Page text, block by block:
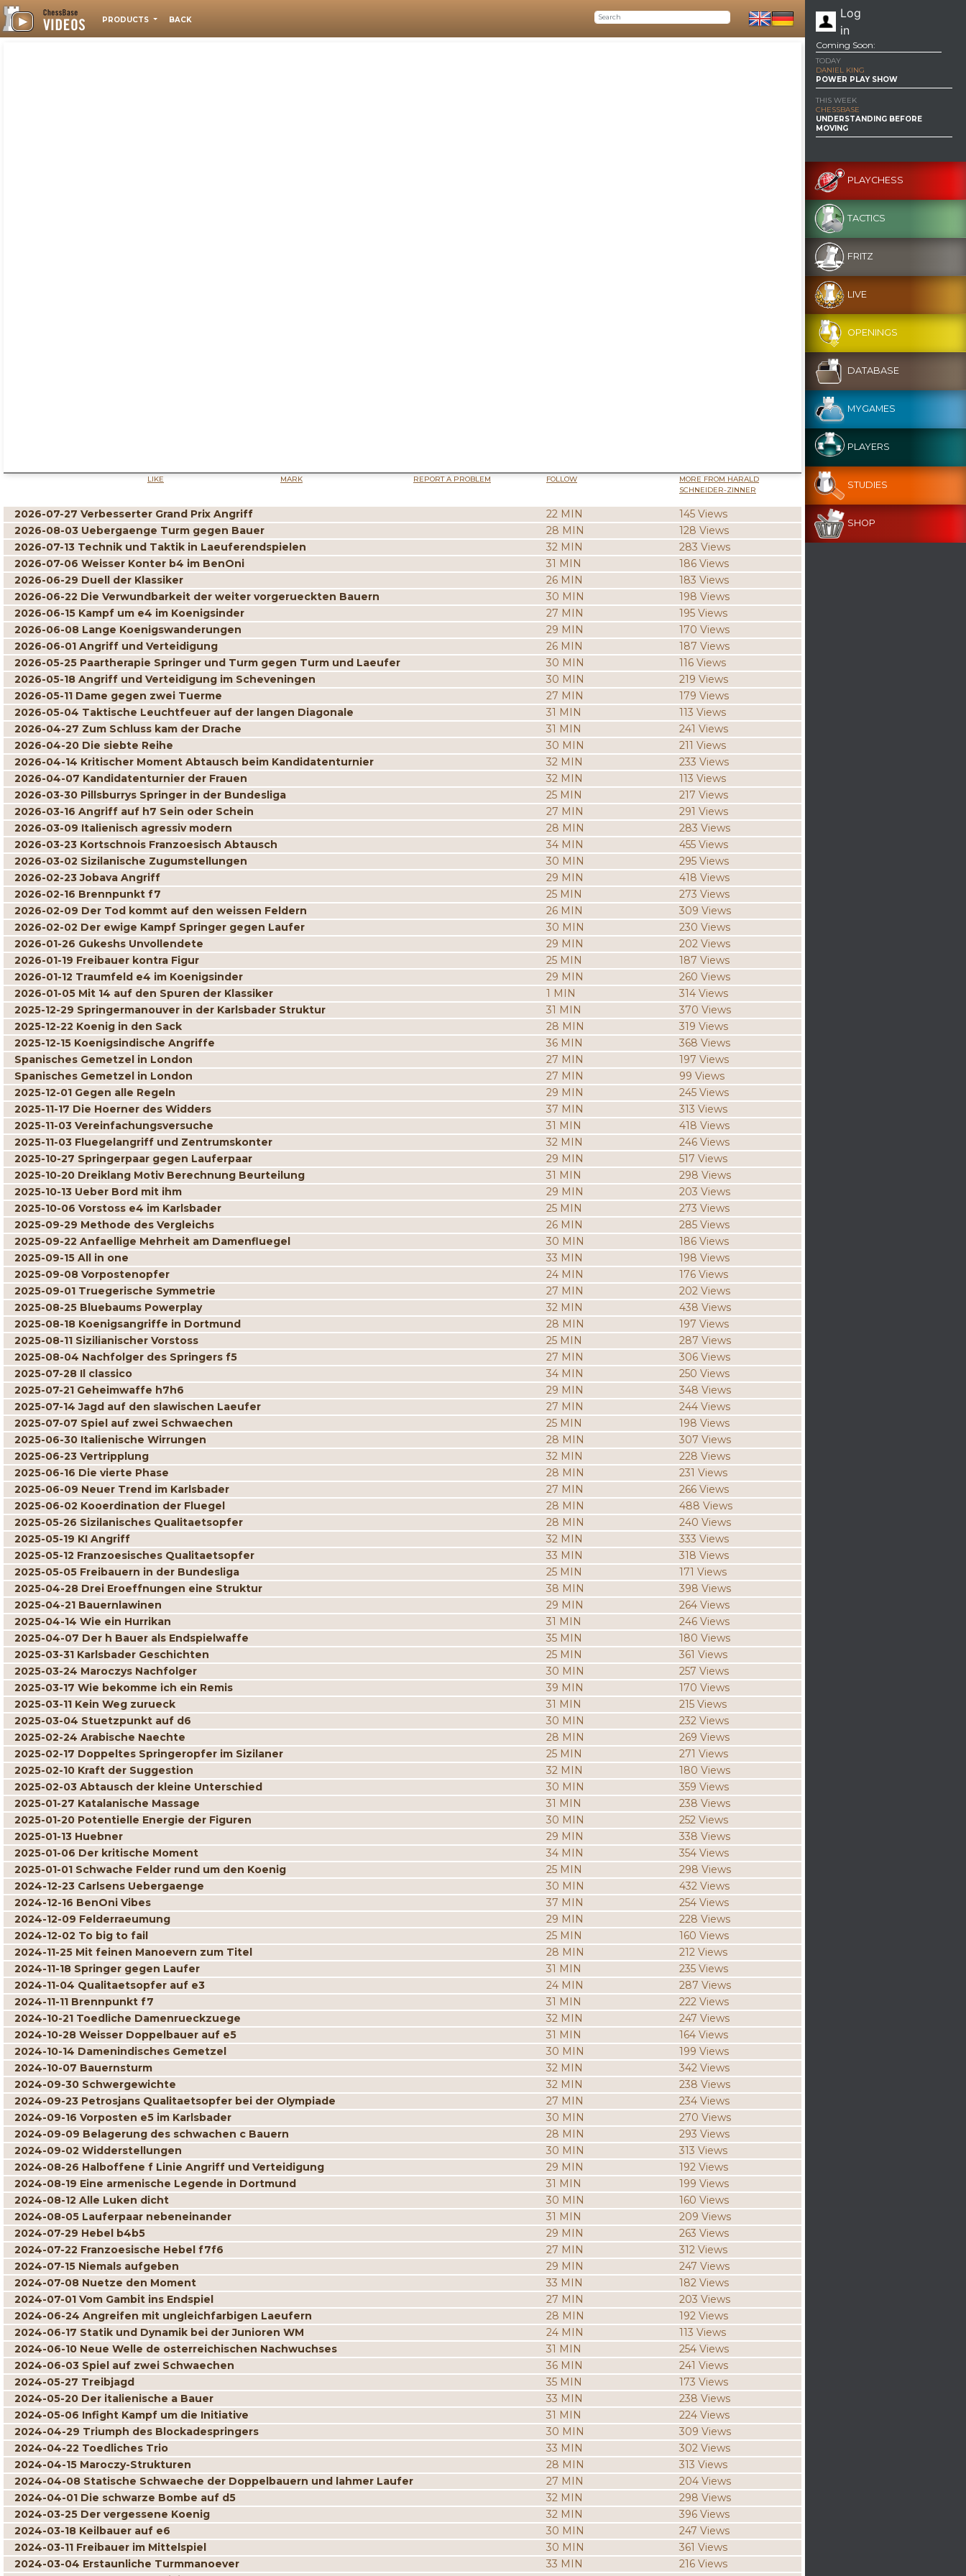
PRODUCTS BACK
Log
in
LIKE MARK REPORT A PROBLEM FOLLOW
MORE FROM HARALD
SCHNEIDER-ZINNER
2026-07-27 Verbesserter Grand Prix Angriff 22 MIN
145 Views
2026-08-03 Uebergaenge Turm gegen Bauer
28 MIN
128 Views
2026-07-13 Technik und Taktik in Laeuferendspielen
32 MIN
283 Views
2026-07-06 Weisser Konter b4 im BenOni
31 MIN
186 Views
2026-06-29 Duell der Klassiker
26 MIN
183 Views
2026-06-22 Die Verwundbarkeit der weiter vorgerueckten Bauern
30 MIN
198 Views
2026-06-15 Kampf um e4 im Koenigsinder
27 MIN
195 Views
2026-06-08 Lange Koenigswanderungen
29 MIN
170 Views
2026-06-01 Angriff und Verteidigung
26 MIN
187 Views
2026-05-25 Paartherapie Springer und Turm gegen Turm und Laeufer
30 MIN
116 Views
2026-05-18 Angriff und Verteidigung im Scheveningen
30 MIN
219 Views
2026-05-11 Dame gegen zwei Tuerme
27 MIN
179 Views
2026-05-04 Taktische Leuchtfeuer auf der langen Diagonale
31 MIN
113 Views
2026-04-27 Zum Schluss kam der Drache
31 MIN
241 Views
2026-04-20 Die siebte Reihe
30 MIN
211 Views
2026-04-14 Kritischer Moment Abtausch beim Kandidatenturnier
32 MIN
233 Views
2026-04-07 Kandidatenturnier der Frauen
32 MIN
113 Views
2026-03-30 Pillsburrys Springer in der Bundesliga
25 MIN
217 Views
2026-03-16 Angriff auf h7 Sein oder Schein
27 MIN
291 Views
2026-03-09 Italienisch agressiv modern
28 MIN
283 Views
2026-03-23 Kortschnois Franzoesisch Abtausch
34 MIN
455 Views
2026-03-02 Sizilanische Zugumstellungen
30 MIN
295 Views
2026-02-23 Jobava Angriff
29 MIN
418 Views
2026-02-16 Brennpunkt f7
25 MIN
273 Views
2026-02-09 Der Tod kommt auf den weissen Feldern
26 MIN
309 Views
2026-02-02 Der ewige Kampf Springer gegen Laufer
30 MIN
230 Views
2026-01-26 Gukeshs Unvollendete
29 MIN
202 Views
2026-01-19 Freibauer kontra Figur
25 MIN
187 Views
2026-01-12 Traumfeld e4 im Koenigsinder
29 MIN
260 Views
2026-01-05 Mit 14 auf den Spuren der Klassiker
1 MIN
314 Views
2025-12-29 Springermanouver in der Karlsbader Struktur
31 MIN
370 Views
2025-12-22 Koenig in den Sack
28 MIN
319 Views
2025-12-15 Koenigsindische Angriffe
36 MIN
368 Views
Spanisches Gemetzel in London
27 MIN
197 Views
Spanisches Gemetzel in London
27 MIN
99 Views
2025-12-01 Gegen alle Regeln
29 MIN
245 Views
2025-11-17 Die Hoerner des Widders
37 MIN
313 Views
2025-11-03 Vereinfachungsversuche
31 MIN
418 Views
2025-11-03 Fluegelangriff und Zentrumskonter
32 MIN
246 Views
2025-10-27 Springerpaar gegen Lauferpaar
29 MIN
517 Views
2025-10-20 Dreiklang Motiv Berechnung Beurteilung
31 MIN
298 Views
2025-10-13 Ueber Bord mit ihm
29 MIN
203 Views
2025-10-06 Vorstoss e4 im Karlsbader
25 MIN
273 Views
2025-09-29 Methode des Vergleichs
26 MIN
285 Views
2025-09-22 Anfaellige Mehrheit am Damenfluegel
30 MIN
186 Views
2025-09-15 All in one
33 MIN
198 Views
2025-09-08 Vorpostenopfer
24 MIN
176 Views
2025-09-01 Truegerische Symmetrie
27 MIN
202 Views
2025-08-25 Bluebaums Powerplay
32 MIN
438 Views
2025-08-18 Koenigsangriffe in Dortmund
28 MIN
197 Views
2025-08-11 Sizilianischer Vorstoss
25 MIN
287 Views
2025-08-04 Nachfolger des Springers f5
27 MIN
306 Views
2025-07-28 Il classico
34 MIN
250 Views
2025-07-21 Geheimwaffe h7h6
29 MIN
348 Views
2025-07-14 Jagd auf den slawischen Laeufer
27 MIN
244 Views
2025-07-07 Spiel auf zwei Schwaechen
25 MIN
198 Views
2025-06-30 Italienische Wirrungen
28 MIN
307 Views
2025-06-23 Vertripplung
32 MIN
228 Views
2025-06-16 Die vierte Phase
28 MIN
231 Views
2025-06-09 Neuer Trend im Karlsbader
27 MIN
266 Views
2025-06-02 Kooerdination der Fluegel
28 MIN
488 Views
2025-05-26 Sizilanisches Qualitaetsopfer
28 MIN
240 Views
2025-05-19 KI Angriff
32 MIN
333 Views
2025-05-12 Franzoesisches Qualitaetsopfer
33 MIN
318 Views
2025-05-05 Freibauern in der Bundesliga
25 MIN
171 Views
2025-04-28 Drei Eroeffnungen eine Struktur
38 MIN
398 Views
2025-04-21 Bauernlawinen
29 MIN
264 Views
2025-04-14 Wie ein Hurrikan
31 MIN
246 Views
2025-04-07 Der h Bauer als Endspielwaffe
35 MIN
180 Views
2025-03-31 Karlsbader Geschichten
25 MIN
361 Views
2025-03-24 Maroczys Nachfolger
30 MIN
257 Views
2025-03-17 Wie bekomme ich ein Remis
39 MIN
170 Views
2025-03-11 Kein Weg zurueck
31 MIN
215 Views
2025-03-04 Stuetzpunkt auf d6
30 MIN
232 Views
2025-02-24 Arabische Naechte
28 MIN
269 Views
2025-02-17 Doppeltes Springeropfer im Sizilaner
25 MIN
271 Views
2025-02-10 Kraft der Suggestion
32 MIN
180 Views
2025-02-03 Abtausch der kleine Unterschied
30 MIN
359 Views
2025-01-27 Katalanische Massage
31 MIN
238 Views
2025-01-20 Potentielle Energie der Figuren
30 MIN
252 Views
2025-01-13 Huebner
29 MIN
338 Views
2025-01-06 Der kritische Moment
34 MIN
354 Views
2025-01-01 Schwache Felder rund um den Koenig
25 MIN
298 Views
2024-12-23 Carlsens Uebergaenge
30 MIN
432 Views
2024-12-16 BenOni Vibes
37 MIN
254 Views
2024-12-09 Felderraeumung
29 MIN
228 Views
2024-12-02 To big to fail
25 MIN
160 Views
2024-11-25 Mit feinen Manoevern zum Titel
28 MIN
212 Views
2024-11-18 Springer gegen Laufer
31 MIN
235 Views
2024-11-04 Qualitaetsopfer auf e3
24 MIN
287 Views
2024-11-11 Brennpunkt f7
31 MIN
222 Views
2024-10-21 Toedliche Damenrueckzuege
32 MIN
247 Views
2024-10-28 Weisser Doppelbauer auf e5
31 MIN
164 Views
2024-10-14 Damenindisches Gemetzel
30 MIN
199 Views
2024-10-07 Bauernsturm
32 MIN
342 Views
2024-09-30 Schwergewichte
32 MIN
238 Views
2024-09-23 Petrosjans Qualitaetsopfer bei der Olympiade
27 MIN
234 Views
2024-09-16 Vorposten e5 im Karlsbader
30 MIN
270 Views
2024-09-09 Belagerung des schwachen c Bauern
28 MIN
293 Views
2024-09-02 Widderstellungen
30 MIN
313 Views
2024-08-26 Halboffene f Linie Angriff und Verteidigung
29 MIN
192 Views
2024-08-19 Eine armenische Legende in Dortmund
31 MIN
199 Views
2024-08-12 Alle Luken dicht
30 MIN
160 Views
2024-08-05 Lauferpaar nebeneinander
31 MIN
209 Views
2024-07-29 Hebel b4b5
29 MIN
263 Views
2024-07-22 Franzoesische Hebel f7f6
27 MIN
312 Views
2024-07-15 Niemals aufgeben
29 MIN
247 Views
2024-07-08 Nuetze den Moment
33 MIN
182 Views
2024-07-01 Vom Gambit ins Endspiel
27 MIN
203 Views
2024-06-24 Angreifen mit ungleichfarbigen Laeufern
28 MIN
192 Views
2024-06-17 Statik und Dynamik bei der Junioren WM
24 MIN
113 Views
2024-06-10 Neue Welle de osterreichischen Nachwuchses
31 MIN
254 Views
2024-06-03 Spiel auf zwei Schwaechen
36 MIN
241 Views
2024-05-27 Treibjagd
35 MIN
173 Views
2024-05-20 Der italienische a Bauer
33 MIN
238 Views
2024-05-06 Infight Kampf um die Initiative
31 MIN
224 Views
2024-04-29 Triumph des Blockadespringers
30 MIN
309 Views
2024-04-22 Toedliches Trio
33 MIN
302 Views
2024-04-15 Maroczy-Strukturen
28 MIN
313 Views
2024-04-08 Statische Schwaeche der Doppelbauern und lahmer Laufer
27 MIN
204 Views
2024-04-01 Die schwarze Bombe auf d5
32 MIN
298 Views
2024-03-25 Der vergessene Koenig
32 MIN
396 Views
2024-03-18 Keilbauer auf e6
30 MIN
247 Views
2024-03-11 Freibauer im Mittelspiel
30 MIN
361 Views
2024-03-04 Erstaunliche Turmmanoever
33 MIN
216 Views
Coming Soon:
TODAY
DANIEL KING
POWER PLAY SHOW
THIS WEEK
CHESSBASE
UNDERSTANDING BEFORE
MOVING
PLAYCHESS
TACTICS
FRITZ
LIVE
OPENINGS
DATABASE
MYGAMES
PLAYERS
STUDIES
SHOP